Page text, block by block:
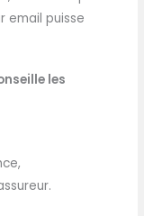
email puisse
les